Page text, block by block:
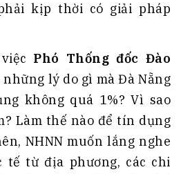
kịp thời có giải pháp
Phó Thống đốc Đào
những lý do gì mà Đà Nẵng
không quá 1%? Vì sao
Làm thế nào để tín dụng
NHNN muốn lắng nghe
từ địa phương, các chi